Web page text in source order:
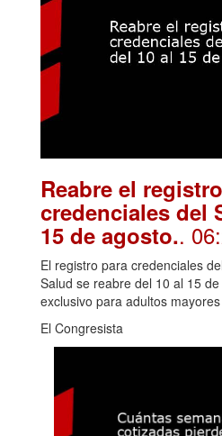
Reabre el
credenciales del
15 de agosto..
El registro para credenciales
Salud se reabre del 10 al 15
exclusivo para adultos
El Congresista